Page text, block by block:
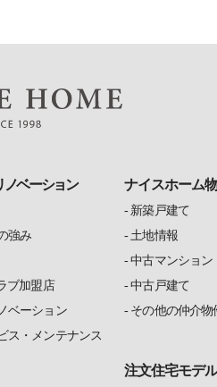
ノベーション
強み
ブ加盟店
ベーション
ス・メンテナンス
ナイスホーム
新築戸建て
土地情報
中古マンション
中古戸建て
その他の仲介物
注文住宅モデ